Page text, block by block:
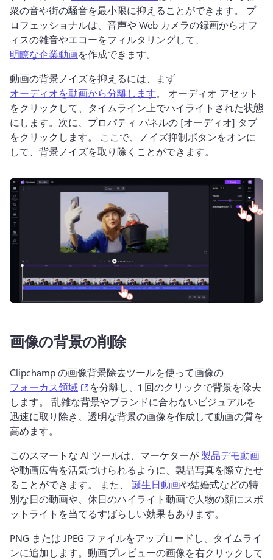
衆の音や街の騒音を最小限に抑えることができます。 プ
ロフェッショナルは、音声や Web カメラの録画からオフ
ィスの雑音やエコーをフィルタリングして、
明瞭な企業動画を作成できます。
動画の背景ノイズを抑えるには、まず
オーディオを動画から分離します。 オーディオ アセット
をクリックして、タイムライン上でハイライトされた状態
にします。 次に、プロパティ パネルの [オーディオ] タブ
をクリックします。 ここで、ノイズ抑制ボタンをオンに
して、背景ノイズを取り除くことができます。
画像の背景の削除
Clipchamp の画像背景除去ツールを使って画像の
フォーカス領域
(opens in a new tab)
を分離し、1 回のクリックで背景を除去
します。 乱雑な背景やブランドに合わないビジュアルを
迅速に取り除き、透明な背景の画像を作成して動画の質を
高めます。
このスマートな AI ツールは、マーケターが 製品デモ動画
や動画広告を活気づけられるように、製品写真を際立たせ
ることができます。
また、 誕生日動画や結婚式などの特
別な日の動画や、休日のハイライト動画で人物の顔にスポ
ットライトを当てるすばらしい効果もあります。
PNG または JPEG ファイルをアップロードし、タイムライ
ンに追加します。 動画プレビューの画像を右クリックして